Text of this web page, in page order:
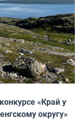
«Край у
округу»